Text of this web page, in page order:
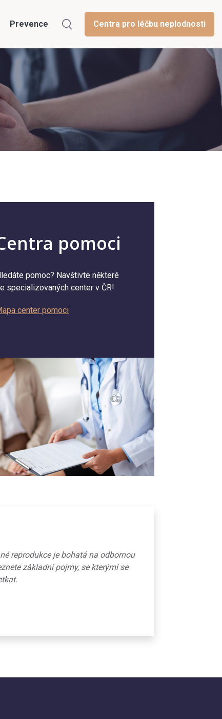
Prevence Centra pro léčbu neplodnosti
pomoci
pomoc? Navštivte některé
specializovaných center v ČR!
center pomoci
reprodukce je bohatá na odbornou
základní pojmy, se kterými se